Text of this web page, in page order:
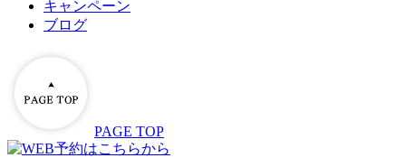
キャンペーン
ブログ
PAGE TOP